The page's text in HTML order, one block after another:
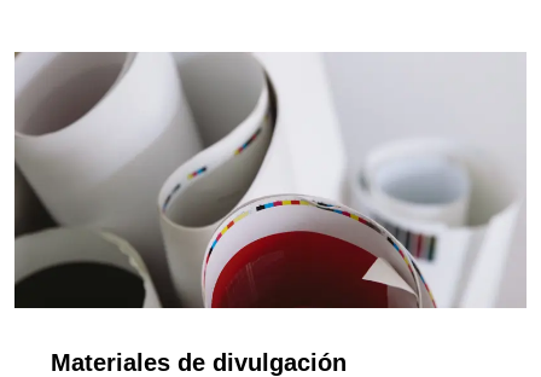
Materiales de divulgación